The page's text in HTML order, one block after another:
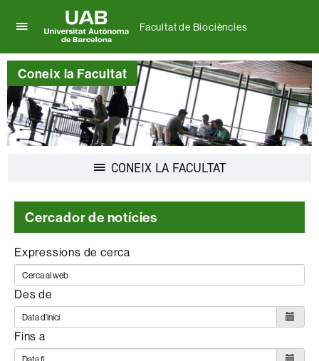
per
desplegar
el
menú
de
Facultat
de
Universitat
Autònoma
de
Barcelona
Facultat de Biociències
Coneix la Facultat
CONEIX LA FACULTATDesplegar
Cercador de notícies
Expressions de cerca
Des de
Fins a